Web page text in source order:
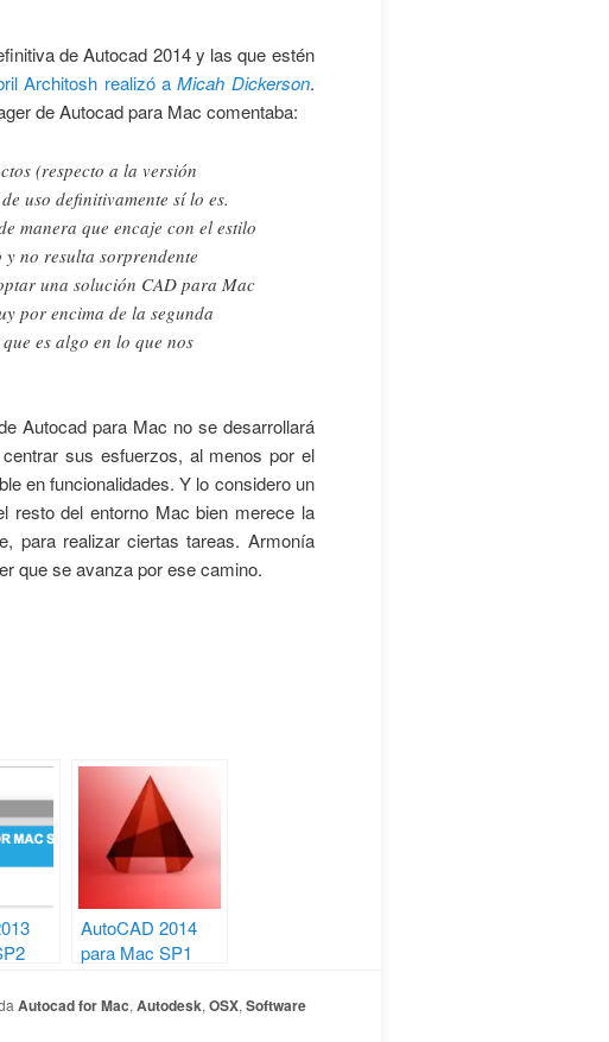
de Autocad 2014 y las que estén
Architosh realizó aMicah Dickerson.
de Autocad para Mac comentaba:
(respecto a la versión
uso definitivamente sí lo es.
manera que encaje con el estilo
no resulta sorprendente
una solución CAD para Mac
por encima de la segunda
es algo en lo que nos
Autocad para Mac no se desarrollará
sus esfuerzos, al menos por el
en funcionalidades. Y lo considero un
resto del entorno Mac bien merece la
para realizar ciertas tareas. Armonía
que se avanza por ese camino.
AutoCAD 2014
para Mac SP1
Autocad for Mac,Autodesk,OSX,Software